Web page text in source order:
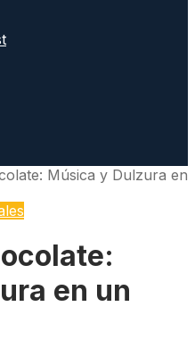
Música y Dulzura en
en un